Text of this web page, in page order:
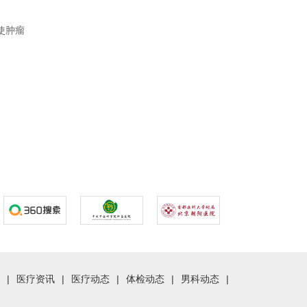
肿瘤
| 医疗资讯 | 医疗动态 | 体检动态 | 男科动态
|